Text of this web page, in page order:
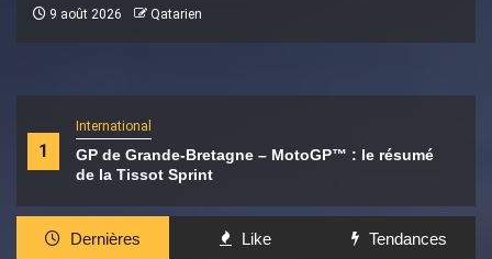
1
International
GP de Grande-Bretagne – MotoGP™ : le résumé
de la Tissot Sprint
9 août 2026 Qatarien
Dernières Like Tendances